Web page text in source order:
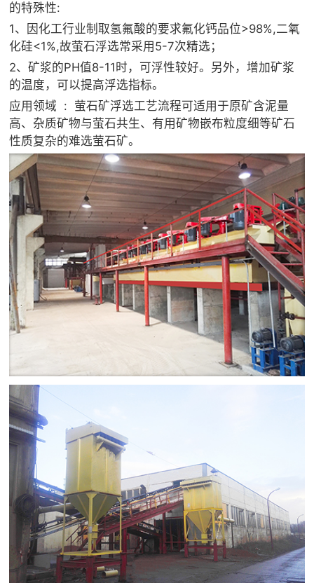
的特殊性:
1、因化工行业制取氢氟酸的要求氟化钙品位>98%,二氧
化硅<1%,故萤石浮选常采用5-7次精选；
2、矿浆的PH值8-11时，可浮性较好。另外，增加矿浆
的温度，可以提高浮选指标。
应用领域 : 萤石矿浮选工艺流程可适用于原矿含泥量
高、杂质矿物与萤石共生、有用矿物嵌布粒度细等矿石
性质复杂的难选萤石矿。